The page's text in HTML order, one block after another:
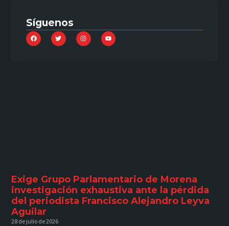
Síguenos
Exige Grupo Parlamentario de Morena
investigación exhaustiva ante la pérdida
del periodista Francisco Alejandro Leyva
Aguilar
28 de julio de 2026